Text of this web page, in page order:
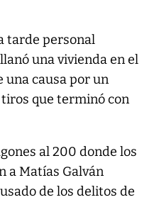
tarde personal
una vivienda en el
una causa por un
tiros que terminó con
al 200 donde los
a Matías Galván
de los delitos de